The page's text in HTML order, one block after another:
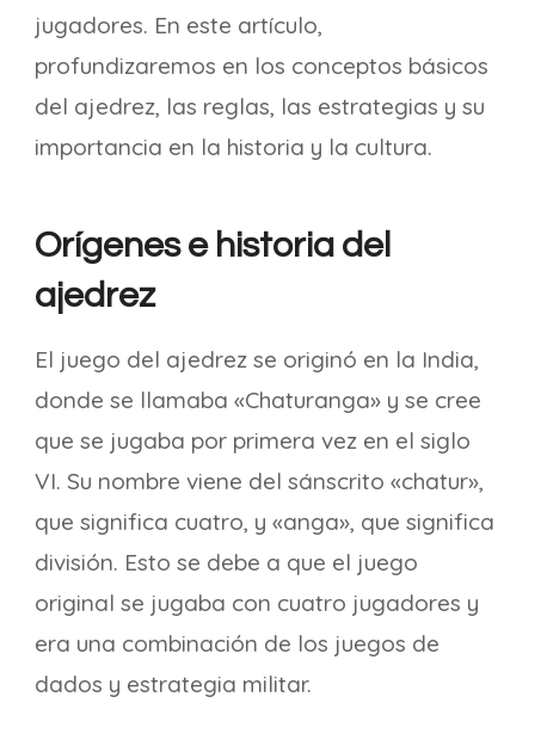
jugadores. En este artículo,
profundizaremos en los conceptos básicos
del ajedrez, las reglas, las estrategias y su
importancia en la historia y la cultura.
Orígenes e historia del
ajedrez
El juego del ajedrez se originó en la India,
donde se llamaba «Chaturanga» y se cree
que se jugaba por primera vez en el siglo
VI. Su nombre viene del sánscrito «chatur»,
que significa cuatro, y «anga», que significa
división. Esto se debe a que el juego
original se jugaba con cuatro jugadores y
era una combinación de los juegos de
dados y estrategia militar.